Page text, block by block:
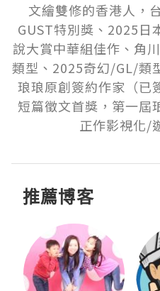
文繪雙修的香港人，
GUST特別獎、2025
說大賞中華組佳作、角
類型、2025奇幻/GL/類
琅琅原創簽約作家（已
短篇徵文首獎，第一屆
正作影視化/
推薦博客